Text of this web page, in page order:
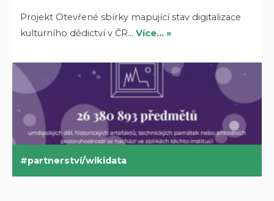
Projekt Otevřené sbírky mapující stav digitalizace
kulturního dědictví v ČR…Více… »
partnerství/wikidata